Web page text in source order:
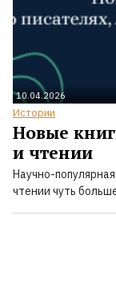
10.04.2026
Истории
Новые
и чтении
Научно-
чтении чуть